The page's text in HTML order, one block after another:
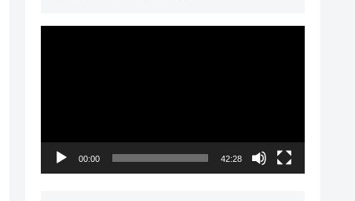
ヤ
00:00 42:28